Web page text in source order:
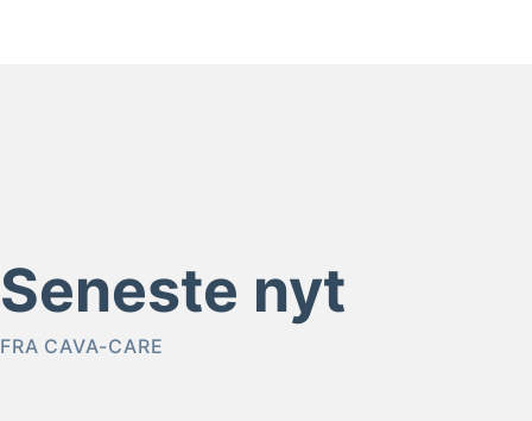
Seneste nyt
FRA CAVA-CARE